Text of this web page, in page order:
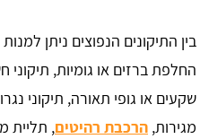
בין התיקונים הנפוצים ניתן
החלפת ברזים או גומיות,
שקעים או גופי תאורה, תיקוני
מגירות, הרכבת רהיטים, תליית